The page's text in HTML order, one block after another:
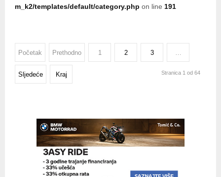
m_k2/templates/default/category.php on line 191
Početak Prethodno 1 2 3 …
Sljedeće Kraj Stranica 1 od 64